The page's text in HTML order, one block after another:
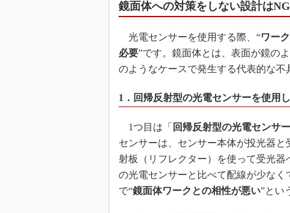
鏡面体への対策をしない設計はNG
光電センサーを使用する際、“ワー
必要”です。鏡面体とは、表面が鏡の
のようなケースで発生する代表的な不
1．回帰反射型の光電センサーを使用
1つ目は「 回帰反射型の光電センサ
センサーは、センサー本体が投光器
射板（リフレクター）を使って受光器
の光電センサーと比べて配線が少な
で“鏡面体ワークとの相性が悪い”とい